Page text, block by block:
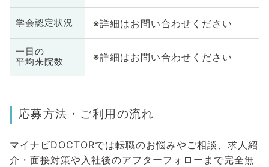
学会認定状況 ※詳細はお問い合わせください
一日の
平均来院数
※詳細はお問い合わせください
応募方法・ご利用の流れ
マイナビDOCTORでは転職のお悩みやご相談、求人紹
介・面接対策や入社後のアフターフォローまで完全無